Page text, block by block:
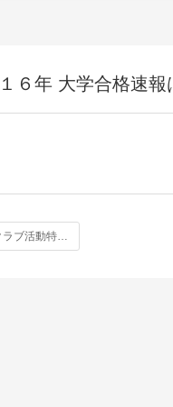
６年 大学合格速報
「クラブ活動特集」ページを追加しました。リンクはこちらです。